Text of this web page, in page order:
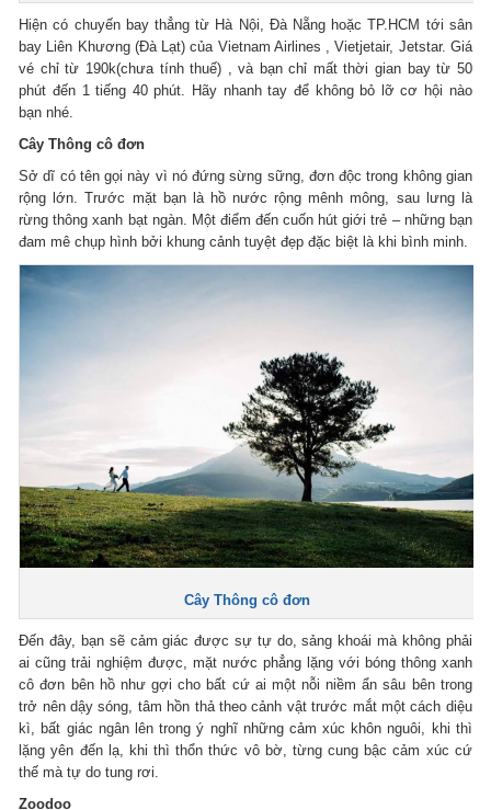
Hiện có chuyến bay thẳng từ Hà Nội, Đà Nẵng hoặc TP.HCM tới sân
bay Liên Khương (Đà Lạt) của Vietnam Airlines , Vietjetair, Jetstar. Giá
vé chỉ từ 190k(chưa tính thuế) , và bạn chỉ mất thời gian bay từ 50
phút đến 1 tiếng 40 phút. Hãy nhanh tay để không bỏ lỡ cơ hội nào
bạn nhé.
Cây Thông cô đơn
Sở dĩ có tên gọi này vì nó đứng sừng sững, đơn độc trong không gian
rộng lớn. Trước mặt bạn là hồ nước rộng mênh mông, sau lưng là
rừng thông xanh bạt ngàn. Một điểm đến cuốn hút giới trẻ – những bạn
đam mê chụp hình bởi khung cảnh tuyệt đẹp đặc biệt là khi bình minh.
Cây Thông cô đơn
Đến đây, bạn sẽ cảm giác được sự tự do, sảng khoái mà không phải
ai cũng trải nghiệm được, mặt nước phẳng lặng với bóng thông xanh
cô đơn bên hồ như gợi cho bất cứ ai một nỗi niềm ẩn sâu bên trong
trở nên dậy sóng, tâm hồn thả theo cảnh vật trước mắt một cách diệu
kì, bất giác ngân lên trong ý nghĩ những cảm xúc khôn nguôi, khi thì
lặng yên đến lạ, khi thì thổn thức vô bờ, từng cung bậc cảm xúc cứ
thế mà tự do tung rơi.
Zoodoo